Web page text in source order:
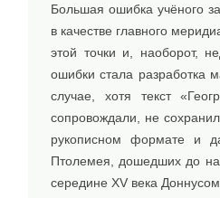
Большая ошибка учёного
в качестве главного
этой точки и, наоборот,
ошибки стала разработка
случае, хотя текст
сопровождали, не
рукописном формате и
Птолемея, дошедших до
середине XV века